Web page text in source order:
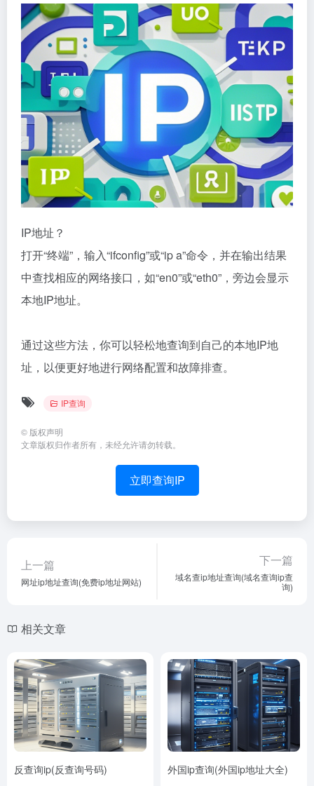
IP地址？
打开“终端”，输入“ifconfig”或“ip a”命令，并在输出结果
中查找相应的网络接口，如“en0”或“eth0”，旁边会显示
本地IP地址。
通过这些方法，你可以轻松地查询到自己的本地IP地
址，以便更好地进行网络配置和故障排查。
IP查询
© 版权声明
文章版权归作者所有，未经允许请勿转载。
立即查询IP
上一篇
网址ip地址查询(免费ip地址网站)
下一篇
域名查ip地址查询(域名查询ip查
询)
相关文章
反查询ip(反查询号码) 外国ip查询(外国ip地址大全)